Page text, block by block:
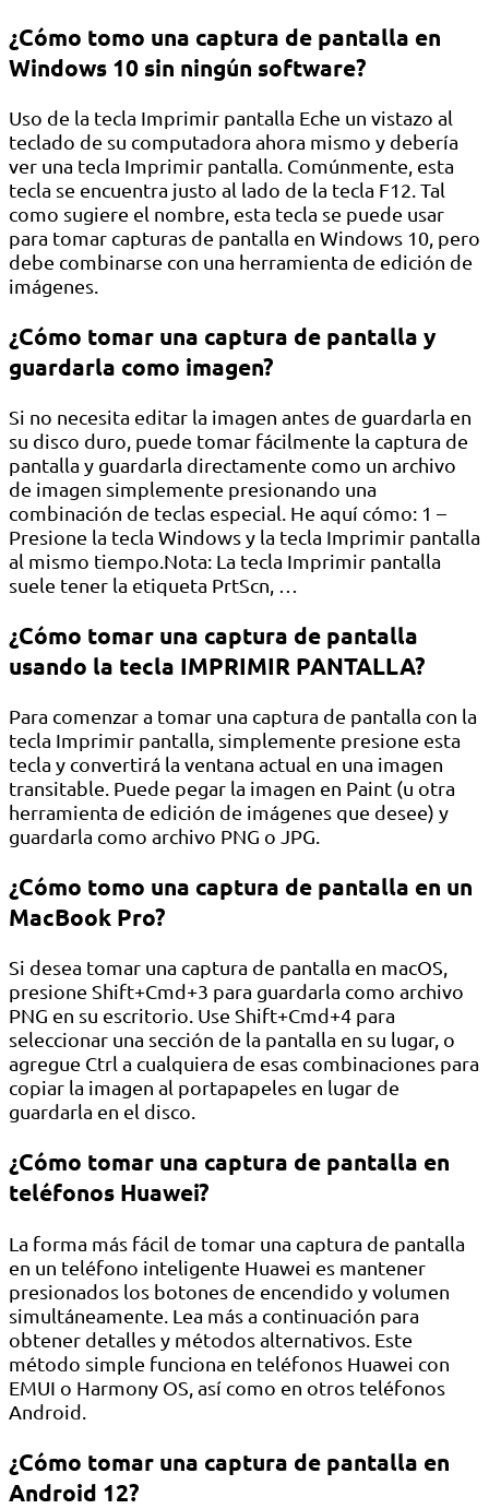
¿Cómo tomo una captura de pantalla en
Windows 10 sin ningún software?
Uso de la tecla Imprimir pantalla Eche un vistazo al
teclado de su computadora ahora mismo y debería
ver una tecla Imprimir pantalla. Comúnmente, esta
tecla se encuentra justo al lado de la tecla F12. Tal
como sugiere el nombre, esta tecla se puede usar
para tomar capturas de pantalla en Windows 10, pero
debe combinarse con una herramienta de edición de
imágenes.
¿Cómo tomar una captura de pantalla y
guardarla como imagen?
Si no necesita editar la imagen antes de guardarla en
su disco duro, puede tomar fácilmente la captura de
pantalla y guardarla directamente como un archivo
de imagen simplemente presionando una
combinación de teclas especial. He aquí cómo: 1 –
Presione la tecla Windows y la tecla Imprimir pantalla
al mismo tiempo.Nota: La tecla Imprimir pantalla
suele tener la etiqueta PrtScn, …
¿Cómo tomar una captura de pantalla
usando la tecla IMPRIMIR PANTALLA?
Para comenzar a tomar una captura de pantalla con la
tecla Imprimir pantalla, simplemente presione esta
tecla y convertirá la ventana actual en una imagen
transitable. Puede pegar la imagen en Paint (u otra
herramienta de edición de imágenes que desee) y
guardarla como archivo PNG o JPG.
¿Cómo tomo una captura de pantalla en un
MacBook Pro?
Si desea tomar una captura de pantalla en macOS,
presione Shift+Cmd+3 para guardarla como archivo
PNG en su escritorio. Use Shift+Cmd+4 para
seleccionar una sección de la pantalla en su lugar, o
agregue Ctrl a cualquiera de esas combinaciones para
copiar la imagen al portapapeles en lugar de
guardarla en el disco.
¿Cómo tomar una captura de pantalla en
teléfonos Huawei?
La forma más fácil de tomar una captura de pantalla
en un teléfono inteligente Huawei es mantener
presionados los botones de encendido y volumen
simultáneamente. Lea más a continuación para
obtener detalles y métodos alternativos. Este
método simple funciona en teléfonos Huawei con
EMUI o Harmony OS, así como en otros teléfonos
Android.
¿Cómo tomar una captura de pantalla en
Android 12?